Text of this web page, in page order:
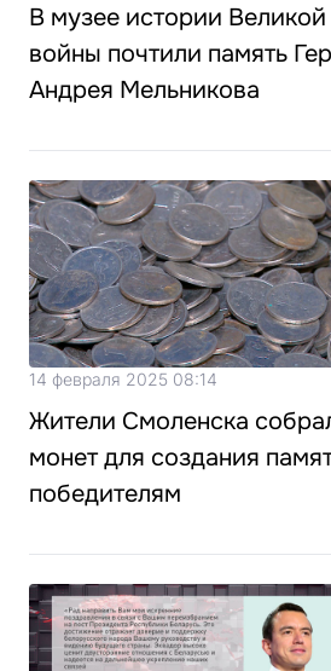
В музее истории
войны почтили память
Андрея Мельникова
14 февраля 2025 08:14
Жители Смоленска
монет для создания
победителям